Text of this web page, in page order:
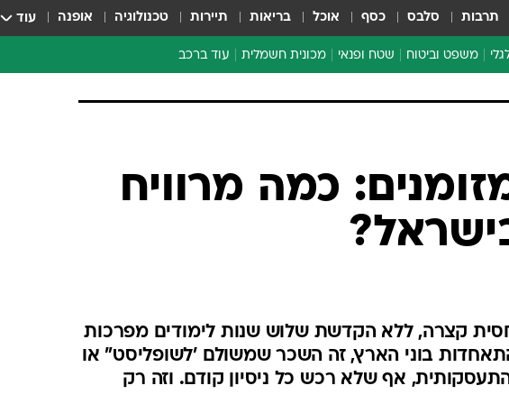
תרבות סלבס כסף אוכל בריאות תיירות טכנולוגיה אופנה עוד
משפט וביטוח שטח ופנאי מכונית חשמלית עוד ברכב
מבחנים ארוכי טווח
ספורט מוטורי
צרכנות
טכנולוגיה
כמה מרוויח